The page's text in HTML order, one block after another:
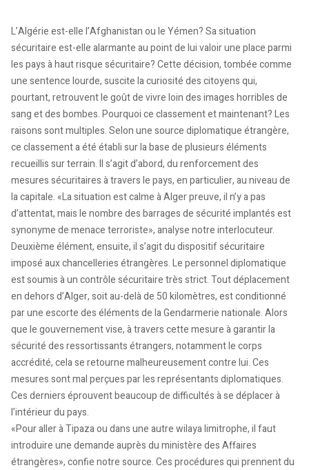
L’Algérie est-elle l’Afghanistan ou le Yémen? Sa situation
sécuritaire est-elle alarmante au point de lui valoir une place parmi
les pays à haut risque sécuritaire? Cette décision, tombée comme
une sentence lourde, suscite la curiosité des citoyens qui,
pourtant, retrouvent le goût de vivre loin des images horribles de
sang et des bombes. Pourquoi ce classement et maintenant? Les
raisons sont multiples. Selon une source diplomatique étrangère,
ce classement a été établi sur la base de plusieurs éléments
recueillis sur terrain. Il s’agit d’abord, du renforcement des
mesures sécuritaires à travers le pays, en particulier, au niveau de
la capitale. «La situation est calme à Alger preuve, il n’y a pas
d’attentat, mais le nombre des barrages de sécurité implantés est
synonyme de menace terroriste», analyse notre interlocuteur.
Deuxième élément, ensuite, il s’agit du dispositif sécuritaire
imposé aux chancelleries étrangères. Le personnel diplomatique
est soumis à un contrôle sécuritaire très strict. Tout déplacement
en dehors d’Alger, soit au-delà de 50 kilomètres, est conditionné
par une escorte des éléments de la Gendarmerie nationale. Alors
que le gouvernement vise, à travers cette mesure à garantir la
sécurité des ressortissants étrangers, notamment le corps
accrédité, cela se retourne malheureusement contre lui. Ces
mesures sont mal perçues par les représentants diplomatiques.
Ces derniers éprouvent beaucoup de difficultés à se déplacer à
l’intérieur du pays.
«Pour aller à Tipaza ou dans une autre wilaya limitrophe, il faut
introduire une demande auprès du ministère des Affaires
étrangères», confie notre source. Ces procédures qui prennent du